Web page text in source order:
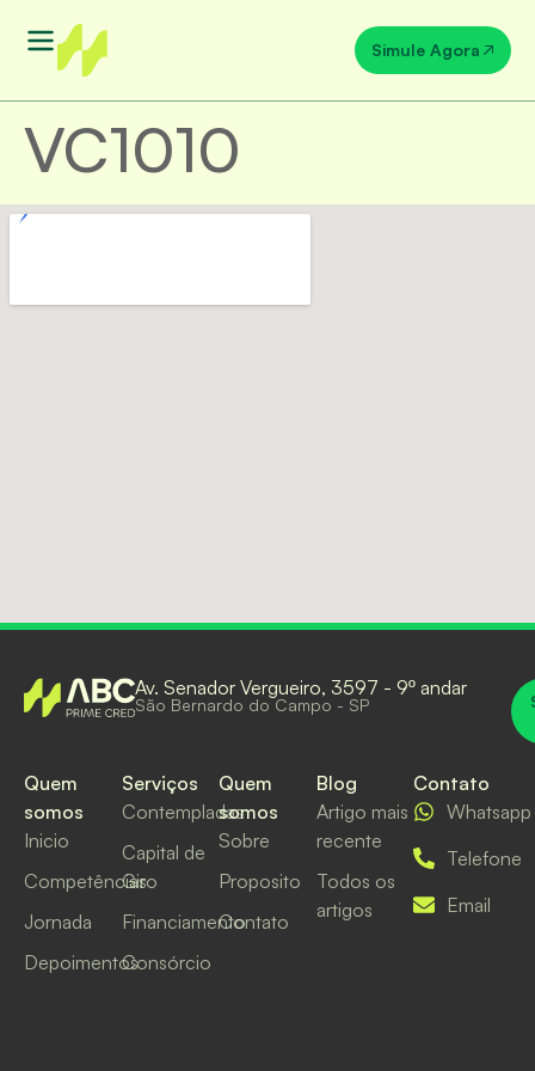
Simule Agora
VC1010
Av. Senador Vergueiro, 3597 - 9º andar
São Bernardo do Campo - SP
Quem
somos
Inicio
Competências
Jornada
Depoimentos
Serviços
Contempladas
Capital de
Giro
Financiamento
Consórcio
Quem
somos
Sobre
Proposito
Contato
Blog
Artigo mais
recente
Todos os
artigos
Contato
Whatsapp
Telefone
Email